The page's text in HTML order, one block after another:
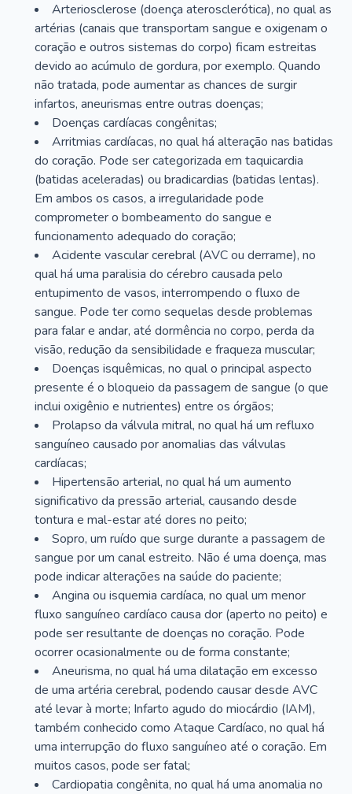
Arteriosclerose (doença aterosclerótica), no qual as
artérias (canais que transportam sangue e oxigenam o
coração e outros sistemas do corpo) ficam estreitas
devido ao acúmulo de gordura, por exemplo. Quando
não tratada, pode aumentar as chances de surgir
infartos, aneurismas entre outras doenças;
Doenças cardíacas congênitas;
Arritmias cardíacas, no qual há alteração nas batidas
do coração. Pode ser categorizada em taquicardia
(batidas aceleradas) ou bradicardias (batidas lentas).
Em ambos os casos, a irregularidade pode
comprometer o bombeamento do sangue e
funcionamento adequado do coração;
Acidente vascular cerebral (AVC ou derrame), no
qual há uma paralisia do cérebro causada pelo
entupimento de vasos, interrompendo o fluxo de
sangue. Pode ter como sequelas desde problemas
para falar e andar, até dormência no corpo, perda da
visão, redução da sensibilidade e fraqueza muscular;
Doenças isquêmicas, no qual o principal aspecto
presente é o bloqueio da passagem de sangue (o que
inclui oxigênio e nutrientes) entre os órgãos;
Prolapso da válvula mitral, no qual há um refluxo
sanguíneo causado por anomalias das válvulas
cardíacas;
Hipertensão arterial, no qual há um aumento
significativo da pressão arterial, causando desde
tontura e mal-estar até dores no peito;
Sopro, um ruído que surge durante a passagem de
sangue por um canal estreito. Não é uma doença, mas
pode indicar alterações na saúde do paciente;
Angina ou isquemia cardíaca, no qual um menor
fluxo sanguíneo cardíaco causa dor (aperto no peito) e
pode ser resultante de doenças no coração. Pode
ocorrer ocasionalmente ou de forma constante;
Aneurisma, no qual há uma dilatação em excesso
de uma artéria cerebral, podendo causar desde AVC
até levar à morte; Infarto agudo do miocárdio (IAM),
também conhecido como Ataque Cardíaco, no qual há
uma interrupção do fluxo sanguíneo até o coração. Em
muitos casos, pode ser fatal;
Cardiopatia congênita, no qual há uma anomalia no